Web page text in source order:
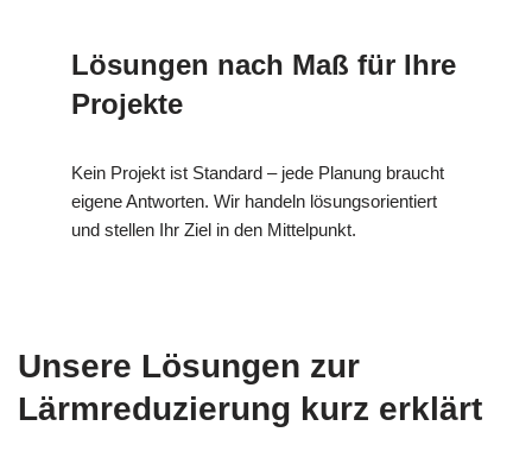
Lösungen nach Maß für Ihre
Projekte
Kein Projekt ist Standard – jede Planung braucht
eigene Antworten. Wir handeln lösungsorientiert
und stellen Ihr Ziel in den Mittelpunkt.
Unsere Lösungen zur
Lärmreduzierung kurz erklärt